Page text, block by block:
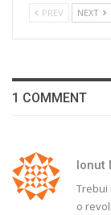
PREV NEXT
1 COMMENT
Ionut
Trebui
o